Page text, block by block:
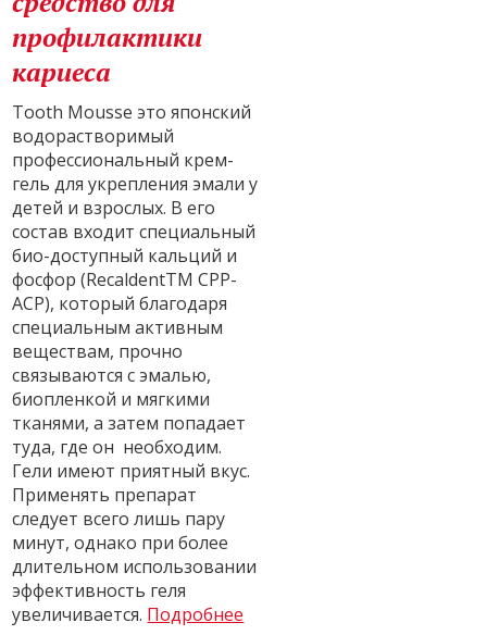
профилактики
кариеса
Tooth Mousse это японский
водорастворимый
профессиональный крем-
гель для укрепления эмали у
детей и взрослых. В его
состав входит специальный
био-доступный кальций и
фосфор (RecaldentTM CPP-
ACP), который благодаря
специальным активным
веществам, прочно
связываются с эмалью,
биопленкой и мягкими
тканями, а затем попадает
туда, где он необходим.
Гели имеют приятный вкус.
Применять препарат
следует всего лишь пару
минут, однако при более
длительном использовании
эффективность геля
увеличивается. Подробнее